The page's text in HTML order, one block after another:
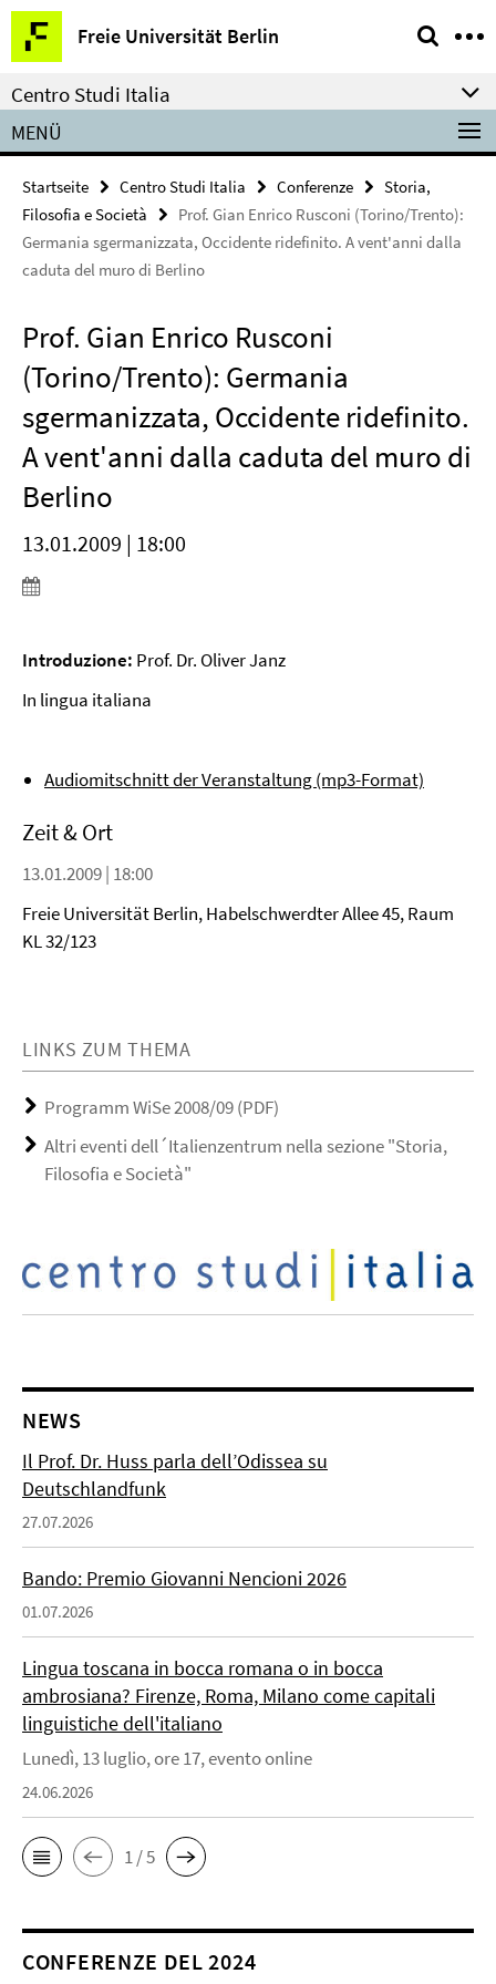
Springe
direkt
zu
Inhalt
Freie Universität Berlin
Service-
Navigation
Centro Studi Italia
MENÜ
Startseite Centro Studi Italia Conferenze
Storia,
Filosofia e Società
Prof. Gian Enrico Rusconi (Torino/Trento):
Germania sgermanizzata, Occidente ridefinito. A vent'anni dalla
caduta del muro di Berlino
Prof. Gian Enrico Rusconi
(Torino/Trento): Germania
sgermanizzata, Occidente ridefinito.
A vent'anni dalla caduta del muro di
Berlino
13.01.2009 | 18:00
Introduzione: Prof. Dr. Oliver Janz
In lingua italiana
Audiomitschnitt der Veranstaltung (mp3-Format)
Zeit & Ort
13.01.2009 | 18:00
Freie Universität Berlin, Habelschwerdter Allee 45, Raum
KL 32/123
LINKS ZUM THEMA
Programm WiSe 2008/09 (PDF)
Altri eventi dell´Italienzentrum nella sezione "Storia,
Filosofia e Società"
NEWS
Il Prof. Dr. Huss parla dell’Odissea su
Deutschlandfunk
27.07.2026
Bando: Premio Giovanni Nencioni 2026
01.07.2026
Lingua toscana in bocca romana o in bocca
ambrosiana? Firenze, Roma, Milano come capitali
linguistiche dell'italiano
Lunedì, 13 luglio, ore 17, evento online
24.06.2026
1 / 5
CONFERENZE DEL 2024